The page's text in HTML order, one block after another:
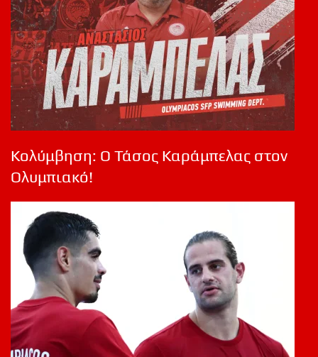
Κολύμβηση: Ο Τάσος Καράμπελας στον
Ολυμπιακό!